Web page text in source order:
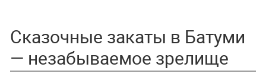
Сказочные закаты в Батуми
— незабываемое зрелище